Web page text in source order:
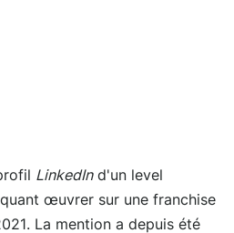
LinkedInd'un level
œuvrer sur une franchise
La mention a depuis été